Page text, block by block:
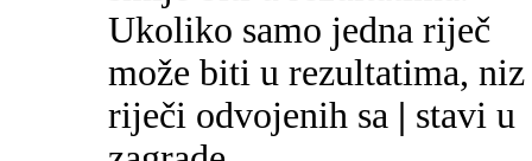
Ukoliko samo jedna riječ
može biti u rezultatima, niz
riječi odvojenih sa | stavi u